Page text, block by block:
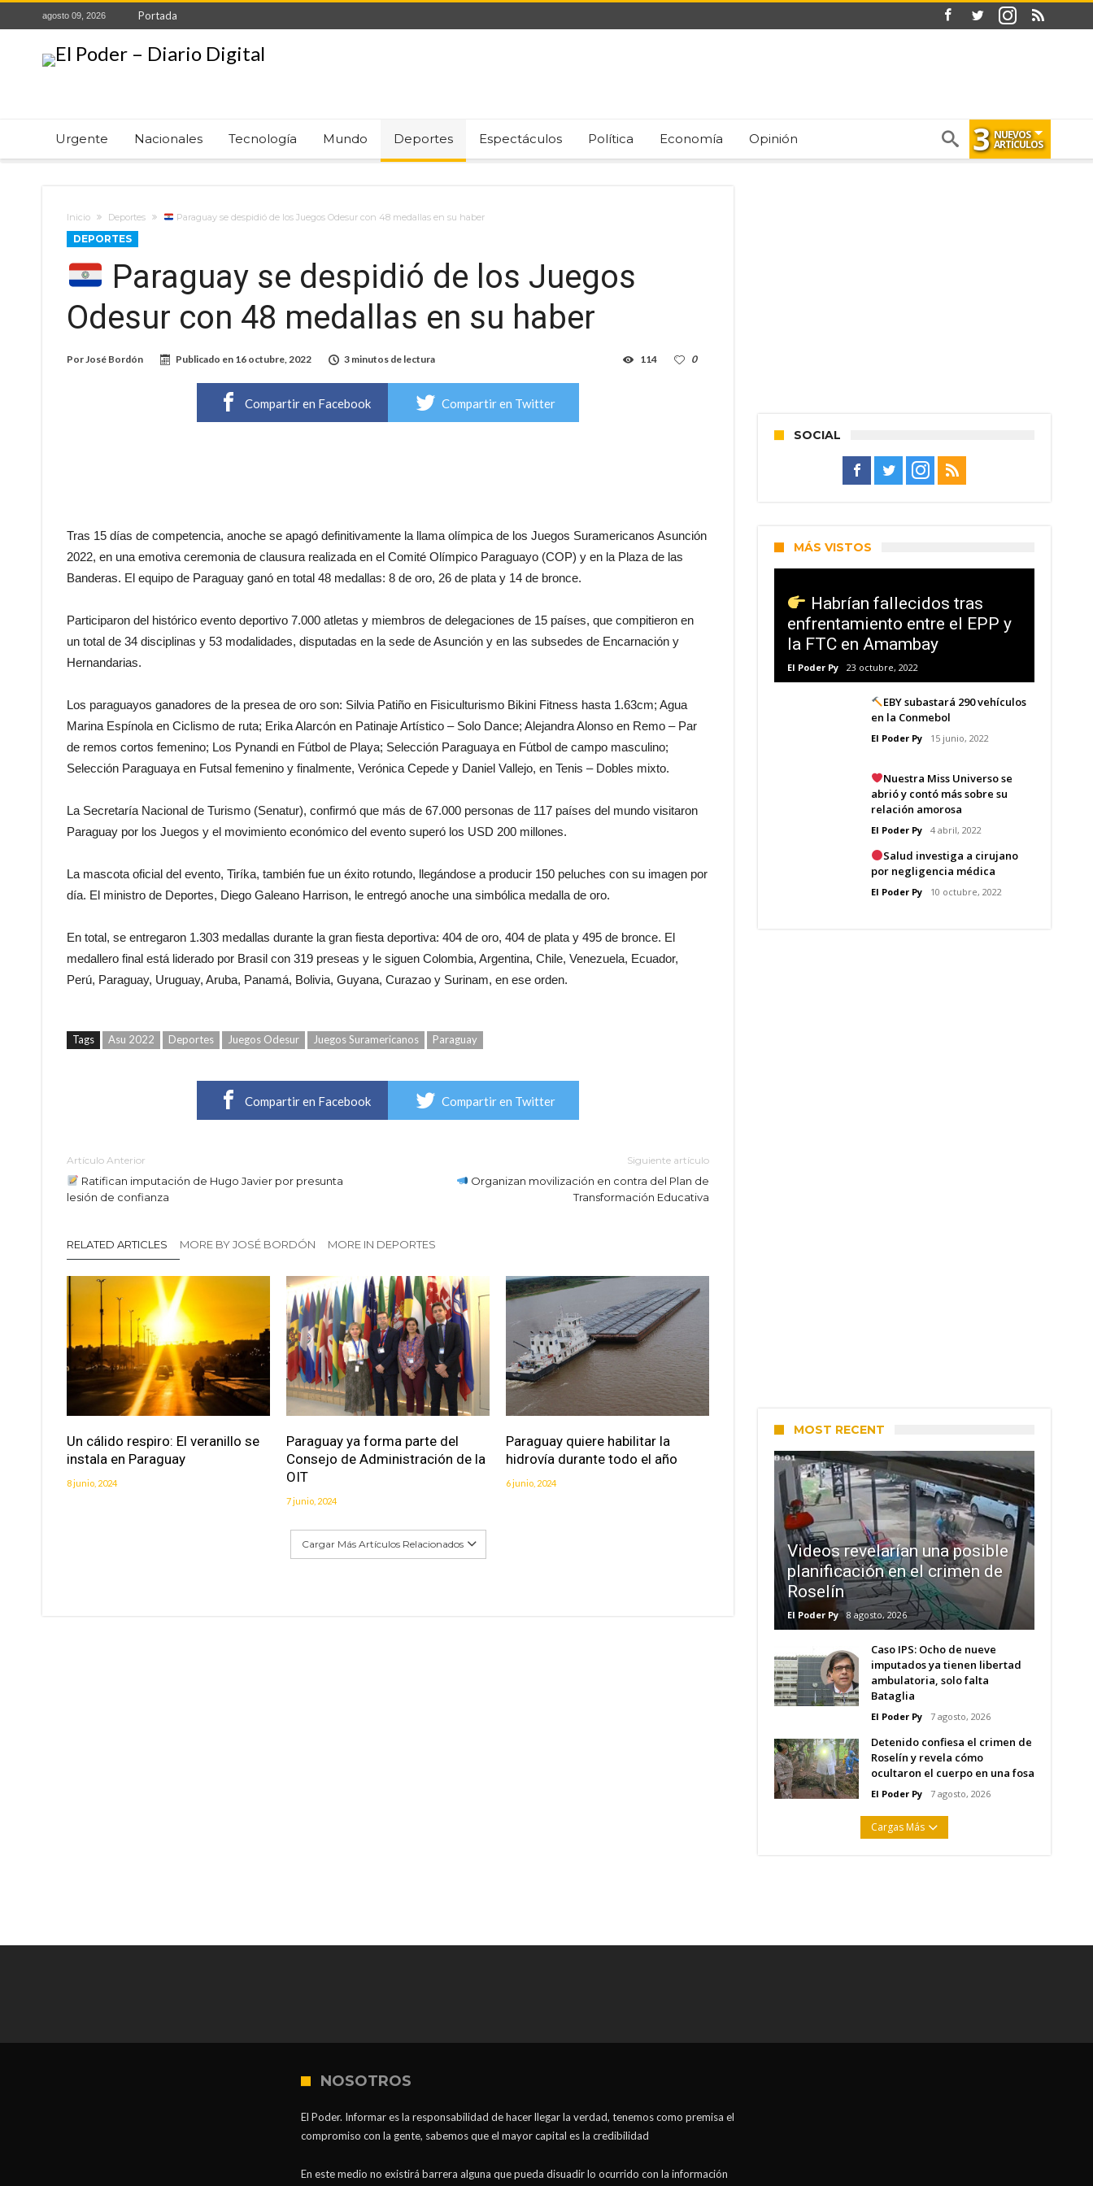
agosto 09, 2026 Portada
Urgente Nacionales Tecnología Mundo Deportes Espectáculos Política Economía Opinión 3 NUEVOS
ARTÍCULOS
Inicio Deportes Paraguay se despidió de los Juegos Odesur con 48 medallas en su haber
DEPORTES
Paraguay se despidió de los Juegos
Odesur con 48 medallas en su haber
PorJosé Bordón Publicado en 16 octubre, 2022 3 minutos de lectura 0
114
Compartir en Facebook Compartir en Twitter
Tras 15 días de competencia, anoche se apagó definitivamente la llama olímpica de los Juegos Suramericanos Asunción
2022, en una emotiva ceremonia de clausura realizada en el Comité Olímpico Paraguayo (COP) y en la Plaza de las
Banderas. El equipo de Paraguay ganó en total 48 medallas: 8 de oro, 26 de plata y 14 de bronce.
Participaron del histórico evento deportivo 7.000 atletas y miembros de delegaciones de 15 países, que compitieron en
un total de 34 disciplinas y 53 modalidades, disputadas en la sede de Asunción y en las subsedes de Encarnación y
Hernandarias.
Los paraguayos ganadores de la presea de oro son: Silvia Patiño en Fisiculturismo Bikini Fitness hasta 1.63cm; Agua
Marina Espínola en Ciclismo de ruta; Erika Alarcón en Patinaje Artístico – Solo Dance; Alejandra Alonso en Remo – Par
de remos cortos femenino; Los Pynandi en Fútbol de Playa; Selección Paraguaya en Fútbol de campo masculino;
Selección Paraguaya en Futsal femenino y finalmente, Verónica Cepede y Daniel Vallejo, en Tenis – Dobles mixto.
La Secretaría Nacional de Turismo (Senatur), confirmó que más de 67.000 personas de 117 países del mundo visitaron
Paraguay por los Juegos y el movimiento económico del evento superó los USD 200 millones.
La mascota oficial del evento, Tiríka, también fue un éxito rotundo, llegándose a producir 150 peluches con su imagen por
día. El ministro de Deportes, Diego Galeano Harrison, le entregó anoche una simbólica medalla de oro.
En total, se entregaron 1.303 medallas durante la gran fiesta deportiva: 404 de oro, 404 de plata y 495 de bronce. El
medallero final está liderado por Brasil con 319 preseas y le siguen Colombia, Argentina, Chile, Venezuela, Ecuador,
Perú, Paraguay, Uruguay, Aruba, Panamá, Bolivia, Guyana, Curazao y Surinam, en ese orden.
Tags Asu 2022 Deportes Juegos Odesur Juegos Suramericanos Paraguay
Compartir en Facebook Compartir en Twitter
Artículo Anterior
Ratifican imputación de Hugo Javier por presunta
lesión de confianza
Siguiente artículo
Organizan movilización en contra del Plan de
Transformación Educativa
RELATED ARTICLES MORE BY JOSÉ BORDÓN MORE IN DEPORTES
Un cálido respiro: El veranillo se
instala en Paraguay
8 junio, 2024
Paraguay ya forma parte del
Consejo de Administración de la
OIT
7 junio, 2024
Paraguay quiere habilitar la
hidrovía durante todo el año
6 junio, 2024
Cargar Más Artículos Relacionados
SOCIAL
MÁS VISTOS
Habrían fallecidos tras
enfrentamiento entre el EPP y
la FTC en Amambay
El Poder Py 23 octubre, 2022
EBY subastará 290 vehículos
en la Conmebol
El Poder Py 15 junio, 2022
Nuestra Miss Universo se
abrió y contó más sobre su
relación amorosa
El Poder Py 4 abril, 2022
Salud investiga a cirujano
por negligencia médica
El Poder Py 10 octubre, 2022
MOST RECENT
Videos revelarían una posible
planificación en el crimen de
Roselín
El Poder Py 8 agosto, 2026
Caso IPS: Ocho de nueve
imputados ya tienen libertad
ambulatoria, solo falta
Bataglia
El Poder Py 7 agosto, 2026
Detenido confiesa el crimen de
Roselín y revela cómo
ocultaron el cuerpo en una fosa
El Poder Py 7 agosto, 2026
Cargas Más
NOSOTROS
El Poder. Informar es la responsabilidad de hacer llegar la verdad, tenemos como premisa el
compromiso con la gente, sabemos que el mayor capital es la credibilidad
En este medio no existirá barrera alguna que pueda disuadir lo ocurrido con la información